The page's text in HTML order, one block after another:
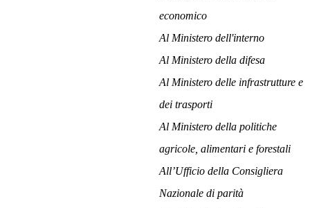
economico
Al Ministero dell'interno
Al Ministero della difesa
Al Ministero delle infrastrutture e
dei trasporti
Al Ministero della politiche
agricole, alimentari e forestali
All’Ufficio della Consigliera
Nazionale di parità